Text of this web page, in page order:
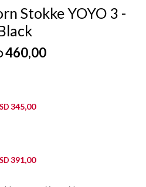
Stokke YOYO 3 -
460,00
345,00
391,00